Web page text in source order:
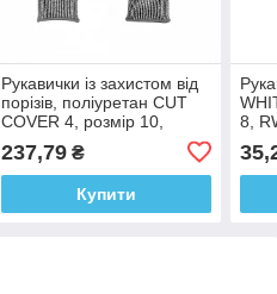
Рукавички із захистом від
порізів, поліуретан CUT
COVER 4, розмір 10,
237,79₴
Купити
8,